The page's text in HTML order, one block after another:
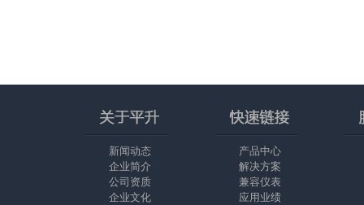
新闻动态
企业简介
公司资质
企业文化
产品中心
解决方案
兼容仪表
应用业绩